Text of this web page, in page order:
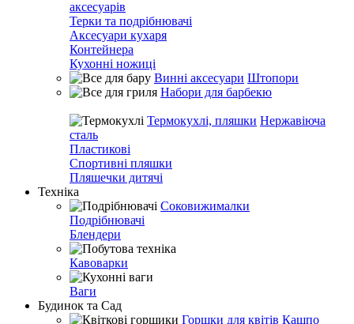
аксесуарів
Терки та подрібнювачі
Аксесуари кухаря
Контейнера
Кухонні ножиці
Винні аксесуари Штопори
Набори для барбекю
Термокухлі, пляшки Нержавіюча
сталь
Пластикові
Спортивні пляшки
Пляшечки дитячі
Техніка
Соковижималки
Подрібнювачі
Блендери
Кавоварки
Ваги
Будинок та Сад
Горшки для квітів Кашпо